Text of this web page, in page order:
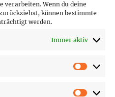
verarbeiten. Wenn du deine
können bestimmte
werden.
Immer aktiv